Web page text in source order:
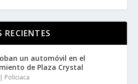
RECIENTES
un automóvil en el
de Plaza Crystal
Policiaca